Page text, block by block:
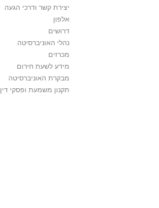
יצירת קשר ודרכי הגעה
אלפון
דרושים
נהלי האוניברסיטה
מכרזים
מידע לשעת חירום
מבקרת האוניברסיטה
תקנון משמעת ופסקי דין